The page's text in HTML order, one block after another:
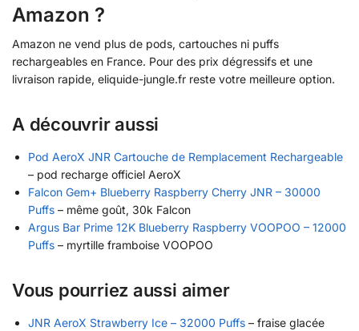
Amazon ?
Amazon ne vend plus de pods, cartouches ni puffs
rechargeables en France. Pour des prix dégressifs et une
livraison rapide, eliquide-jungle.fr reste votre meilleure option.
A découvrir aussi
Pod AeroX JNR Cartouche de Remplacement Rechargeable
– pod recharge officiel AeroX
Falcon Gem+ Blueberry Raspberry Cherry JNR – 30000
Puffs – même goût, 30k Falcon
Argus Bar Prime 12K Blueberry Raspberry VOOPOO – 12000
Puffs – myrtille framboise VOOPOO
Vous pourriez aussi aimer
JNR AeroX Strawberry Ice – 32000 Puffs – fraise glacée